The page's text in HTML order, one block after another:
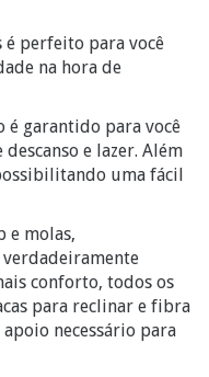
é perfeito para você
na hora de
é garantido para você
e lazer. Além
uma fácil
e molas,
conforto, todos os
para reclinar e fibra
necessário para